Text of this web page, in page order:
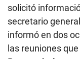
solicitó
secretario
informó en dos
las reuniones